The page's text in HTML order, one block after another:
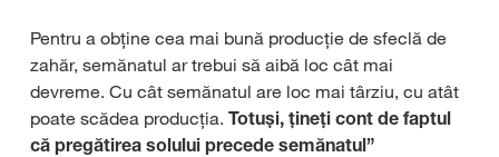
Pentru a obține cea mai bună producție de sfeclă de
zahăr, semănatul ar trebui să aibă loc cât mai
devreme. Cu cât semănatul are loc mai târziu, cu atât
poate scădea producția. Totuși, țineți cont de faptul
că pregătirea solului precede semănatul”